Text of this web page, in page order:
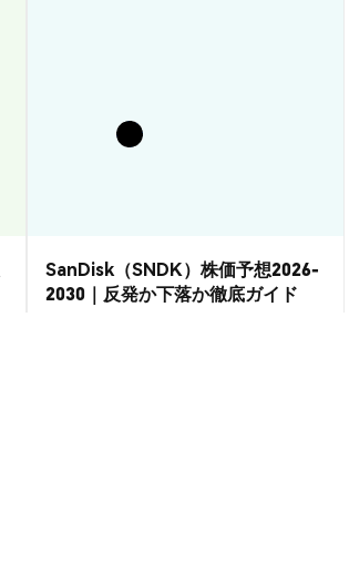
SanDisk（SNDK）株価予想2026-
2030｜反発か下落か徹底ガイド